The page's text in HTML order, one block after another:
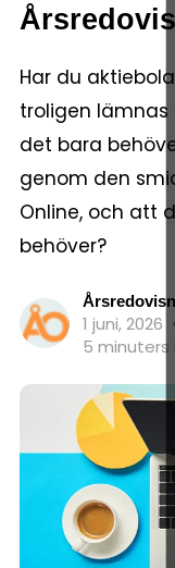
Har du
troligen lämnas
det bara
genom den
Online, och att
behöver?
1 juni, 2026
5 minuters